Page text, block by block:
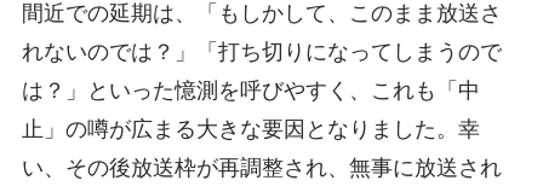
間近での延期は、「もしかして、このまま放送さ
れないのでは？」「打ち切りになってしまうので
は？」といった憶測を呼びやすく、これも「中
止」の噂が広まる大きな要因となりました。幸
い、その後放送枠が再調整され、無事に放送され